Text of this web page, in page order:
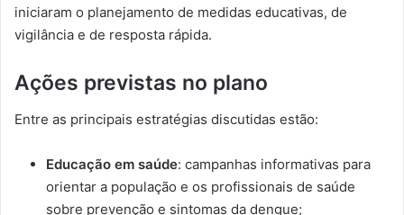
iniciaram o planejamento de medidas educativas, de
vigilância e de resposta rápida.
Ações previstas no plano
Entre as principais estratégias discutidas estão:
Educação em saúde: campanhas informativas para
orientar a população e os profissionais de saúde
sobre prevenção e sintomas da dengue;